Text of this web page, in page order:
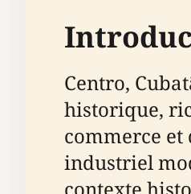
Centro,
historique,
commerce et
industriel